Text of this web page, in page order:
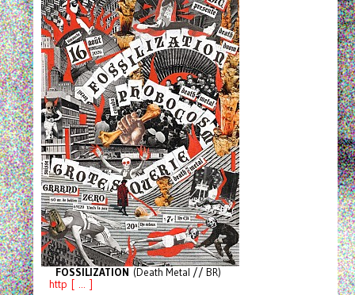
FOSSILIZATION (Death Metal // BR)
http [ ... ]